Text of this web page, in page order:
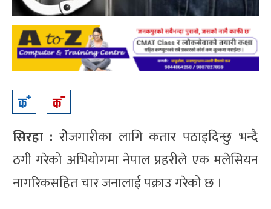
सिरहा : रोेजगारीका लागि कतार पठाइदिन्छु भन्दै
ठगी गरेको अभियोगमा नेपाल प्रहरीले एक मलेसियन
नागरिकसहित चार जनालाई पक्राउ गरेको छ ।